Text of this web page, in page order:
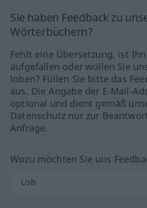
Sie haben Feedback zu
Wörterbüchern?
Fehlt eine Übersetzung, ist
aufgefallen oder wollen Sie
loben? Füllen Sie bitte das
aus. Die Angabe der E-Mail-
optional und dient gemäß
Datenschutz nur zur
Anfrage.
Wozu möchten Sie uns